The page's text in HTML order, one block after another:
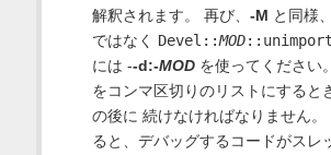
解釈されます。 再び、 -M と同様
ではなく Devel::MOD::unimport
には --d:-MODを使ってください
をコンマ区切りのリストにすると
の後に 続けなければなりません。
ると、デバッグするコードがスレ